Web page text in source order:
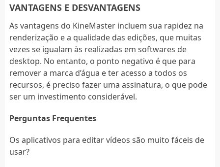
VANTAGENS E DESVANTAGENS
As vantagens do KineMaster incluem sua rapidez na
renderização e a qualidade das edições, que muitas
vezes se igualam às realizadas em softwares de
desktop. No entanto, o ponto negativo é que para
remover a marca d’água e ter acesso a todos os
recursos, é preciso fazer uma assinatura, o que pode
ser um investimento considerável.
Perguntas Frequentes
Os aplicativos para editar vídeos são muito fáceis de
usar?